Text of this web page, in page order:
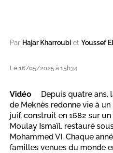
Par Hajar Kharroubi et Youssef
Le 16/05/2025 à 15h34
Vidéo
Depuis quatre ans,
de Meknès redonne vie à
juif, construit en 1682 sur
Moulay Ismaïl, restauré
Mohammed VI. Chaque
familles venues du monde